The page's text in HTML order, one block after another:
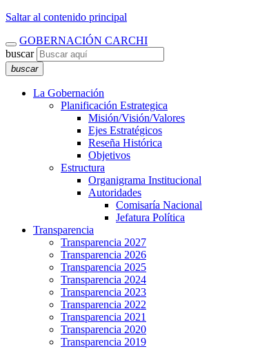
Saltar al contenido principal
GOBERNACIÓN CARCHI
buscar
buscar
La Gobernación
Planificación Estrategica
Misión/Visión/Valores
Ejes Estratégicos
Reseña Histórica
Objetivos
Estructura
Organigrama Institucional
Autoridades
Comisaría Nacional
Jefatura Política
Transparencia
Transparencia 2027
Transparencia 2026
Transparencia 2025
Transparencia 2024
Transparencia 2023
Transparencia 2022
Transparencia 2021
Transparencia 2020
Transparencia 2019